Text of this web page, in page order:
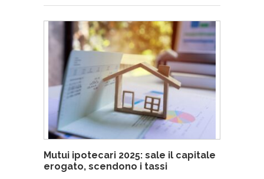
Mutui ipotecari 2025: sale il capitale
erogato, scendono i tassi